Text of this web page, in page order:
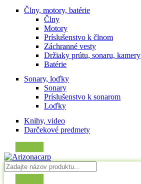
Člny, motory, batérie
Člny
Motory
Príslušenstvo k člnom
Záchranné vesty
Držiaky prútu, sonaru, kamery
Batérie
Sonary, loďky
Sonary
Príslušenstvo k sonarom
Loďky
Knihy, video
Darčekové predmety